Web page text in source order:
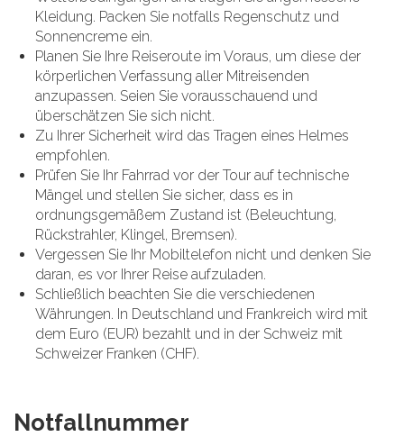
Kleidung. Packen Sie notfalls Regenschutz und
Sonnencreme ein.
Planen Sie Ihre Reiseroute im Voraus, um diese der
körperlichen Verfassung aller Mitreisenden
anzupassen. Seien Sie vorausschauend und
überschätzen Sie sich nicht.
Zu Ihrer Sicherheit wird das Tragen eines Helmes
empfohlen.
Prüfen Sie Ihr Fahrrad vor der Tour auf technische
Mängel und stellen Sie sicher, dass es in
ordnungsgemäßem Zustand ist (Beleuchtung,
Rückstrahler, Klingel, Bremsen).
Vergessen Sie Ihr Mobiltelefon nicht und denken Sie
daran, es vor Ihrer Reise aufzuladen.
Schließlich beachten Sie die verschiedenen
Währungen. In Deutschland und Frankreich wird mit
dem Euro (EUR) bezahlt und in der Schweiz mit
Schweizer Franken (CHF).
Notfallnummer